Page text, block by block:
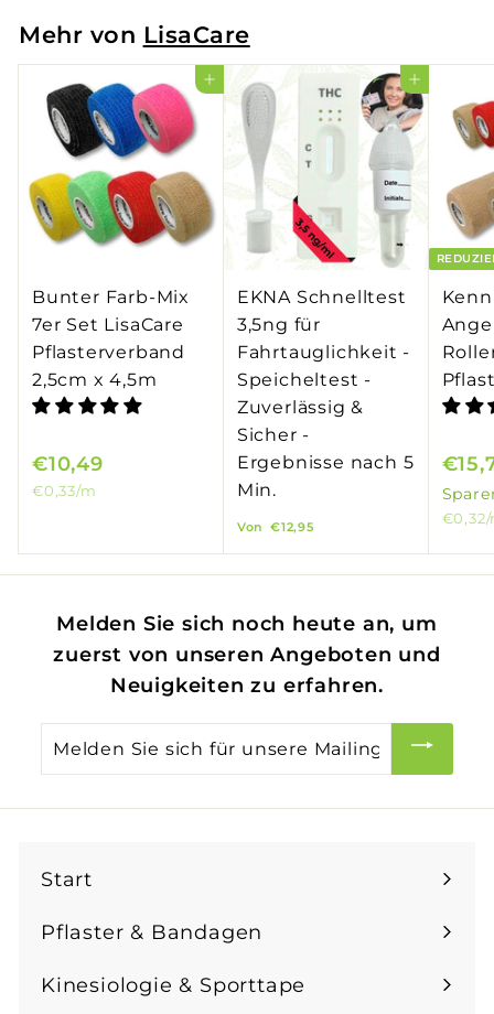
9
Mehr von LisaCare
In den Einkaufswagen legen
Bunter Farb-Mix
7er Set LisaCare
Pflasterverband
2,5cm x 4,5m
€10,49
,
9
€0,33/m
In den Einkaufswagen legen
EKNA Schnelltest
3,5ng für
Fahrtauglichkeit -
Speicheltest -
Zuverlässig &
Sicher -
Ergebnisse nach 5
Min.
Von €12,95
o
€
1
2
9
5
S
o
n
e
€0,32/
Melden Sie sich noch heute an, um
zuerst von unseren Angeboten und
Neuigkeiten zu erfahren.
Melden
Mailingliste
Start
Pflaster & Bandagen
Menü
maximieren
Kinesiologie & Sporttape
Menü